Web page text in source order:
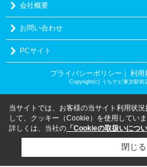
会社概要
お問い合わせ
PCサイト
プライバシーポリシー ｜ 利用
Copyright(c) うちナビ東京駅前
当サイトでは、お客様の当サイト利用状
して、クッキー（Cookie）を使用していま
詳しくは、当社の 「Cookieの取扱いについ
閉じる